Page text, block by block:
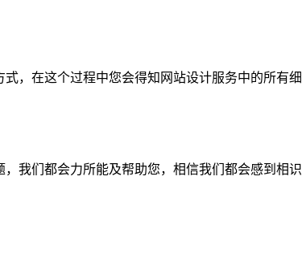
，在这个过程中您会得知网站设计服务中的所有
我们都会力所能及帮助您，相信我们都会感到相